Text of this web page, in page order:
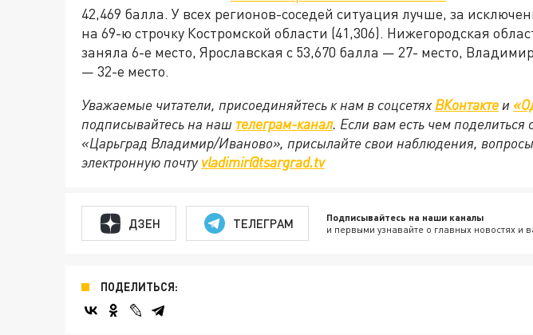
42,469 балла. У всех регионов-соседей ситуация лучше, за
на 69-ю строчку Костромской области (41,306). Нижегородская
заняла 6-е место, Ярославская с 53,670 балла — 27- место,
— 32-е место.
Уважаемые читатели, присоединяйтесь к нам в соцсетях ВКонтакте и
подписывайтесь на наш телеграм-канал. Если вам есть чем поделиться
«Царьград Владимир/Иваново», присылайте свои наблюдения,
электронную почту vladimir@tsargrad.tv
ДЗЕН ТЕЛЕГРАМ Подписывайтесь на наши каналы
и первыми узнавайте о главных новостях и
ПОДЕЛИТЬСЯ: